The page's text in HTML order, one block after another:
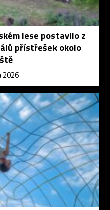
lese postavilo z
přístřešek okolo
2026